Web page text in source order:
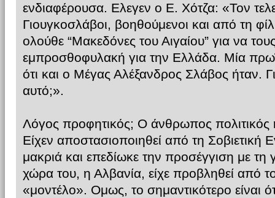
ενδιαφέρουσα. Ελεγεν ο Ε. Χότζα: «Τον
Γιουγκοσλάβοι, βοηθούμενοι και από τη
ολούθε “Μακεδόνες του Αιγαίου” για να
εμπροσθοφυλακή για την Ελλάδα. Μία
ότι και ο Μέγας Αλέξανδρος Σλάβος ήταν.
αυτό;».
Λόγος προφητικός; Ο άνθρωπος πολιτικός
Είχεν αποστασιοποιηθεί από τη
μακριά και επεδίωκε την προσέγγιση με τη
χώρα του, η Αλβανία, είχε προβληθεί από
«μοντέλο». Ομως, το σημαντικότερο είναι